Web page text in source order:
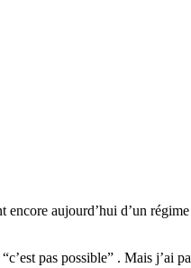
encore aujourd’hui d’un
pas possible” . Mais